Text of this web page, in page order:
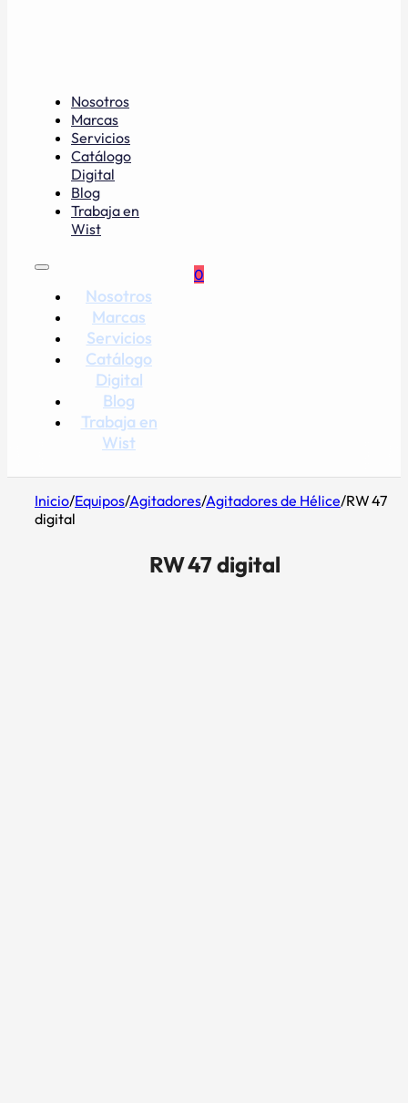
Nosotros
Marcas
Servicios
Catálogo
Digital
Blog
Trabaja en
Wist
Nosotros
Marcas
Servicios
Catálogo
Digital
Blog
Trabaja en
Wist
0
Inicio/Equipos/Agitadores/Agitadores de Hélice/RW 47
digital
RW 47 digital